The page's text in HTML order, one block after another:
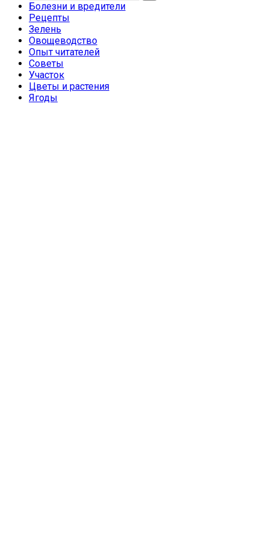
Болезни и вредители
Рецепты
Зелень
Овощеводство
Опыт читателей
Советы
Участок
Цветы и растения
Ягоды